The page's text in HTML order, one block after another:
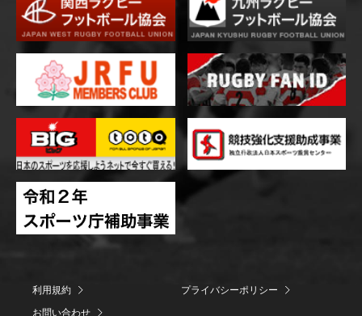
利用規約
プライバシーポリシー
お問い合わせ